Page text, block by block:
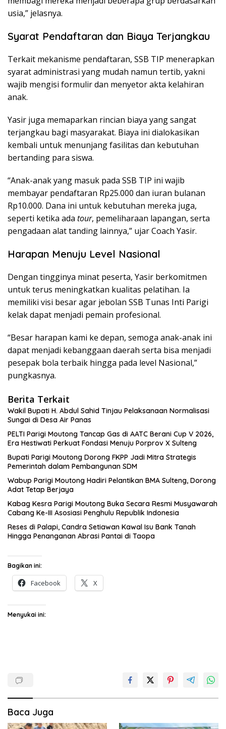
usia,” jelasnya.
Syarat Pendaftaran dan Biaya Terjangkau
Terkait mekanisme pendaftaran, SSB TIP menerapkan
syarat administrasi yang mudah namun tertib, yakni
wajib mengisi formulir dan menyetor akta kelahiran
anak.
Yasir juga memaparkan rincian biaya yang sangat
terjangkau bagi masyarakat. Biaya ini dialokasikan
kembali untuk menunjang fasilitas dan kebutuhan
bertanding para siswa.
“Anak-anak yang masuk pada SSB TIP ini wajib
membayar pendaftaran Rp25.000 dan iuran bulanan
Rp10.000. Dana ini untuk kebutuhan mereka juga,
seperti ketika ada tour, pemeliharaan lapangan, serta
pengadaan alat tanding lainnya,” ujar Coach Yasir.
Harapan Menuju Level Nasional
Dengan tingginya minat peserta, Yasir berkomitmen
untuk terus meningkatkan kualitas pelatihan. Ia
memiliki visi besar agar jebolan SSB Tunas Inti Parigi
kelak dapat menjadi pemain profesional.
“Besar harapan kami ke depan, semoga anak-anak ini
dapat menjadi kebanggaan daerah serta bisa menjadi
pesepak bola terbaik hingga pada level Nasional,”
pungkasnya.
Berita Terkait
Wakil Bupati H. Abdul Sahid Tinjau Pelaksanaan Normalisasi
Sungai di Desa Air Panas
PELTI Parigi Moutong Tancap Gas di AATC Berani Cup V 2026,
Era Hestiwati Perkuat Fondasi Menuju Porprov X Sulteng
Bupati Parigi Moutong Dorong FKPP Jadi Mitra Strategis
Pemerintah dalam Pembangunan SDM
Wabup Parigi Moutong Hadiri Pelantikan BMA Sulteng, Dorong
Adat Tetap Berjaya
Kabag Kesra Parigi Moutong Buka Secara Resmi Musyawarah
Cabang Ke-III Asosiasi Penghulu Republik Indonesia
Reses di Palapi, Candra Setiawan Kawal Isu Bank Tanah
Hingga Penanganan Abrasi Pantai di Taopa
Bagikan ini:
Facebook X
Menyukai ini:
Baca Juga